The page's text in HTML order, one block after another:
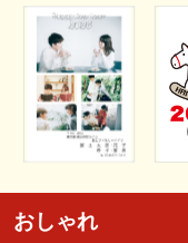
おしゃれ